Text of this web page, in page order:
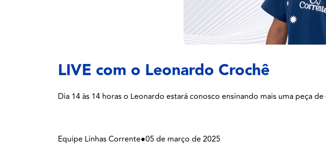
LIVE com o Leonardo Crochê
Dia 14 às 14 horas o Leonardo estará conosco ensinando mais uma peça
Equipe Linhas Corrente●05 de março de 2025